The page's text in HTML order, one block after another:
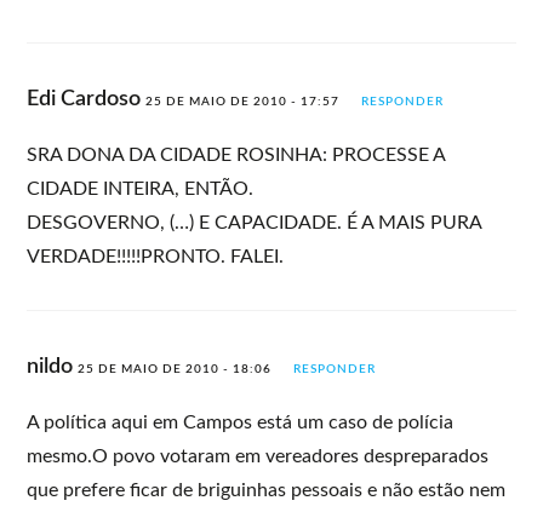
Edi Cardoso25 DE MAIO DE 2010 - 17:57 RESPONDER
SRA DONA DA CIDADE ROSINHA: PROCESSE A
CIDADE INTEIRA, ENTÃO.
DESGOVERNO, (…) E CAPACIDADE. É A MAIS PURA
VERDADE!!!!!PRONTO. FALEI.
nildo25 DE MAIO DE 2010 - 18:06 RESPONDER
A política aqui em Campos está um caso de polícia
mesmo.O povo votaram em vereadores despreparados
que prefere ficar de briguinhas pessoais e não estão nem